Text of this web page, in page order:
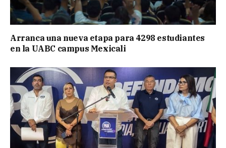
Arranca una nueva etapa para 4298 estudiantes
en la UABC campus Mexicali